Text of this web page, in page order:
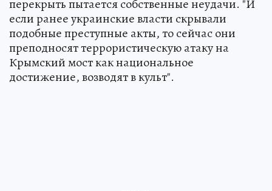
перекрыть пытается собственные неудачи. "И
если ранее украинские власти скрывали
подобные преступные акты, то сейчас они
преподносят террористическую атаку на
Крымский мост как национальное
достижение, возводят в культ".